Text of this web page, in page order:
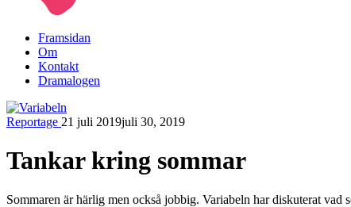
Framsidan
Om
Kontakt
Dramalogen
Reportage 21 juli 2019juli 30, 2019
Tankar kring sommar
Sommaren är härlig men också jobbig. Variabeln har diskuterat vad